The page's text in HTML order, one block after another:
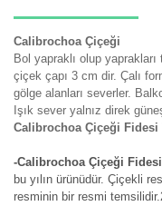
Calibrochoa Çiçeği
Bol yapraklı olup
çiçek çapı 3 cm dir. Çalı
gölge alanları severler.
Işık sever yalnız direk
Calibrochoa Çiçeği
-Calibrochoa Çiçeği Fidesi
bu yılın ürünüdür. Çiçekli
resminin bir resmi